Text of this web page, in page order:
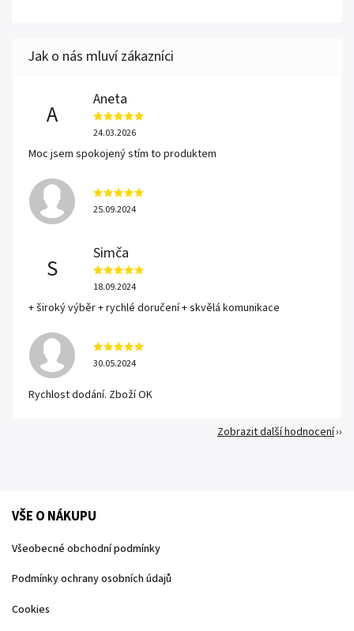
A
Aneta
24.03.2026
Moc jsem spokojený stím to produktem
25.09.2024
S
Simča
18.09.2024
+ široký výběr + rychlé doručení + skvělá komunikace
30.05.2024
Rychlost dodání. Zboží OK
Zobrazit další hodnocení
VŠE O NÁKUPU
Všeobecné obchodní podmínky
Podmínky ochrany osobních údajů
Cookies